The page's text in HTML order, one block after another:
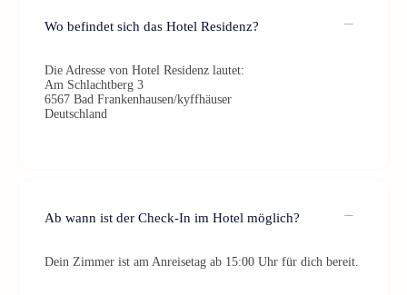
Wo befindet sich das Hotel Residenz?
Die Adresse von Hotel Residenz lautet:
Am Schlachtberg 3
6567 Bad Frankenhausen/kyffhäuser
Deutschland
Ab wann ist der Check-In im Hotel möglich?
Dein Zimmer ist am Anreisetag ab 15:00 Uhr für dich bereit.